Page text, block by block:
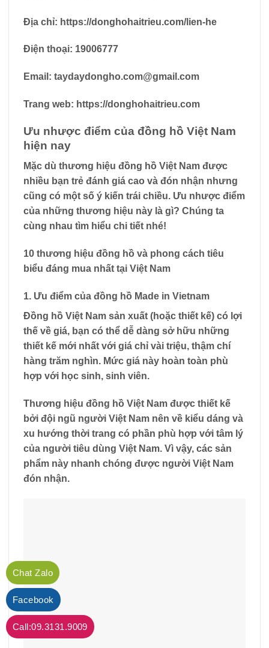
Địa chỉ: https://donghohaitrieu.com/lien-he
Điện thoại: 19006777
Email: taydaydongho.com@gmail.com
Trang web: https://donghohaitrieu.com
Ưu nhược điểm của đồng hồ Việt Nam
hiện nay
Mặc dù thương hiệu đồng hồ Việt Nam được
nhiều bạn trẻ đánh giá cao và đón nhận nhưng
cũng có một số ý kiến ​​trái chiều. Ưu nhược điểm
của những thương hiệu này là gì? Chúng ta
cùng nhau tìm hiểu chi tiết nhé!
10 thương hiệu đồng hồ và phong cách tiêu
biểu đáng mua nhất tại Việt Nam
1. Ưu điểm của đồng hồ Made in Vietnam
Đồng hồ Việt Nam sản xuất (hoặc thiết kế) có lợi
thế về giá, bạn có thể dễ dàng sở hữu những
thiết kế mới nhất với giá chỉ vài triệu, thậm chí
hàng trăm nghìn. Mức giá này hoàn toàn phù
hợp với học sinh, sinh viên.
Thương hiệu đồng hồ Việt Nam được thiết kế
bởi đội ngũ người Việt Nam nên về kiểu dáng và
xu hướng thời trang có phần phù hợp với tâm lý
của người tiêu dùng Việt Nam. Vì vậy, các sản
phẩm này nhanh chóng được người Việt Nam
đón nhận.
Chat Zalo
Facebook
Call:09.3131.9009